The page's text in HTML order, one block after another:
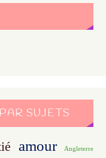
SUJETS
amour Angleterre